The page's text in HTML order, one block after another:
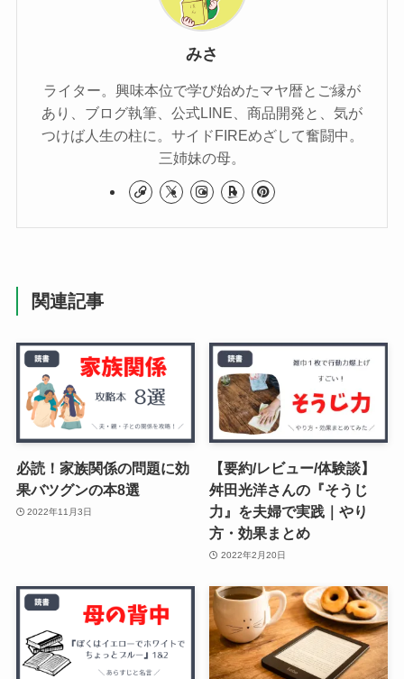
みさ
ライター。興味本位で学び始めたマヤ暦とご縁が
あり、ブログ執筆、公式LINE、商品開発と、気が
つけば人生の柱に。サイドFIREめざして奮闘中。
三姉妹の母。
関連記事
必読！家族関係の問題に効
果バツグンの本8選
2022年11月3日
【要約/レビュー/体験談】
舛田光洋さんの『そうじ
力』を夫婦で実践｜やり
方・効果まとめ
2022年2月20日